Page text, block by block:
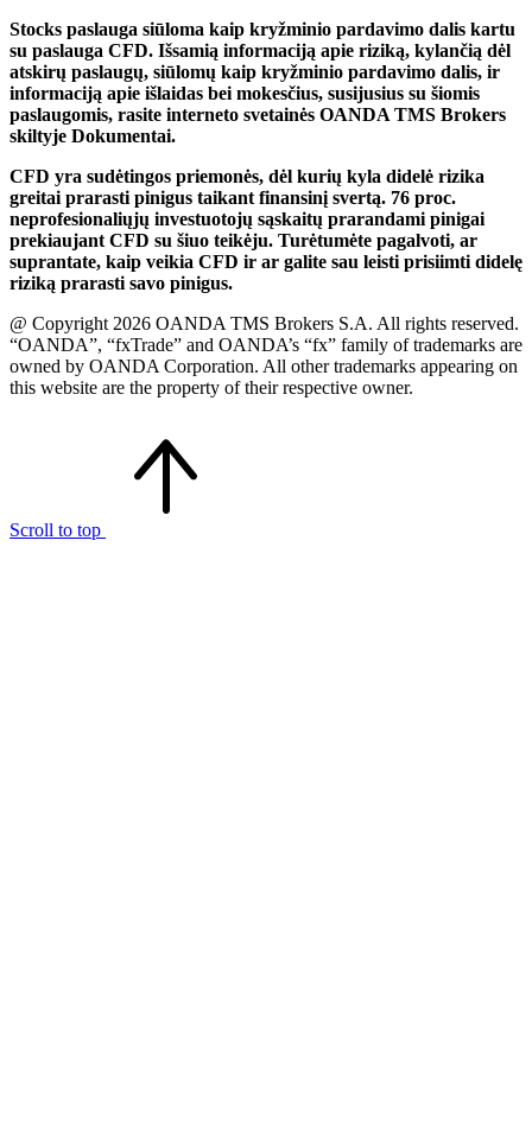
Stocks paslauga siūloma kaip kryžminio pardavimo dalis kartu
su paslauga CFD. Išsamią informaciją apie riziką, kylančią dėl
atskirų paslaugų, siūlomų kaip kryžminio pardavimo dalis, ir
informaciją apie išlaidas bei mokesčius, susijusius su šiomis
paslaugomis, rasite interneto svetainės OANDA TMS Brokers
skiltyje Dokumentai.
CFD yra sudėtingos priemonės, dėl kurių kyla didelė rizika
greitai prarasti pinigus taikant finansinį svertą. 76 proc.
neprofesionaliųjų investuotojų sąskaitų prarandami pinigai
prekiaujant CFD su šiuo teikėju. Turėtumėte pagalvoti, ar
suprantate, kaip veikia CFD ir ar galite sau leisti prisiimti didelę
riziką prarasti savo pinigus.
@ Copyright 2026 OANDA TMS Brokers S.A. All rights reserved.
“OANDA”, “fxTrade” and OANDA’s “fx” family of trademarks are
owned by OANDA Corporation. All other trademarks appearing on
this website are the property of their respective owner.
Scroll to top